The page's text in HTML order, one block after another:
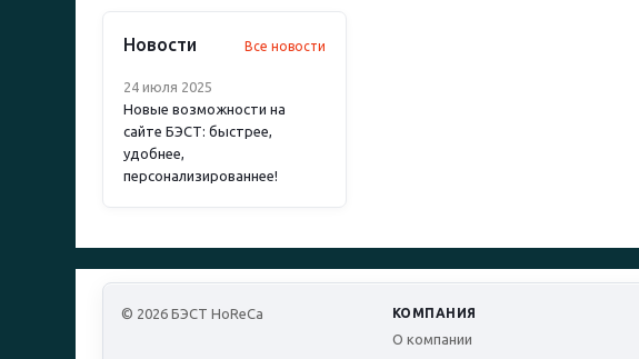
Новости Все новости
24 июля 2025
Новые возможности на
сайте БЭСТ: быстрее,
удобнее,
персонализированнее!
© 2026 БЭСТ HoReCa КОМПАНИЯ
О компании